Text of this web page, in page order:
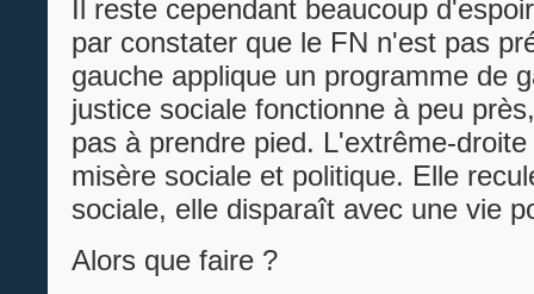
Il reste cependant beaucoup
par constater que le FN n'est pas
gauche applique un programme de
justice sociale fonctionne à peu
pas à prendre pied. L'extrême-
misère sociale et politique. Elle
sociale, elle disparaît avec une vie
Alors que faire ?